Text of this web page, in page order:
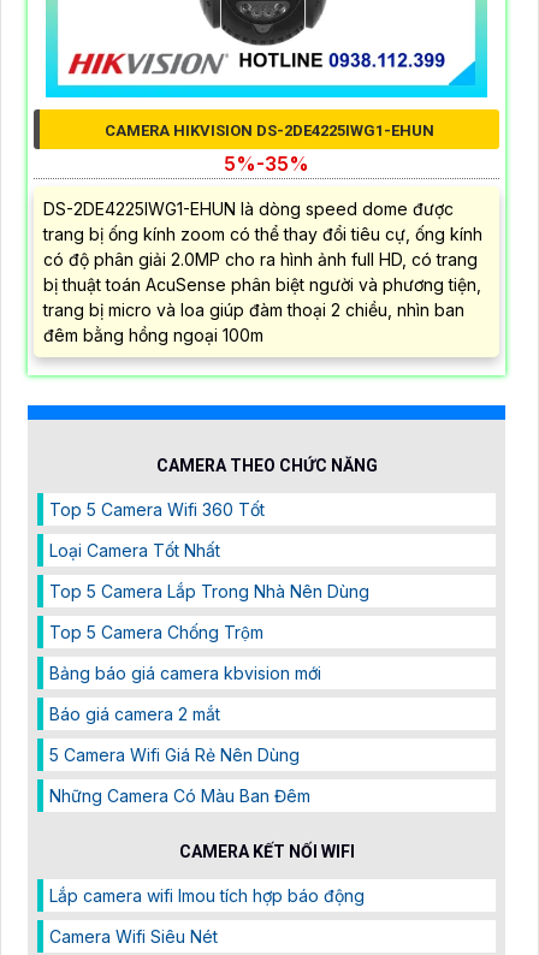
CAMERA HIKVISION DS-2DE4225IWG1-EHUN
5%-35%
DS-2DE4225IWG1-EHUN là dòng speed dome được
trang bị ống kính zoom có thể thay đổi tiêu cự, ống kính
có độ phân giải 2.0MP cho ra hình ảnh full HD, có trang
bị thuật toán AcuSense phân biệt người và phương tiện,
trang bị micro và loa giúp đàm thoại 2 chiều, nhìn ban
đêm bằng hồng ngoại 100m
CAMERA THEO CHỨC NĂNG
Top 5 Camera Wifi 360 Tốt
Loại Camera Tốt Nhất
Top 5 Camera Lắp Trong Nhà Nên Dùng
Top 5 Camera Chống Trộm
Bảng báo giá camera kbvision mới
Báo giá camera 2 mắt
5 Camera Wifi Giá Rẻ Nên Dùng
Những Camera Có Màu Ban Đêm
CAMERA KẾT NỐI WIFI
Lắp camera wifi Imou tích hợp báo động
Camera Wifi Siêu Nét